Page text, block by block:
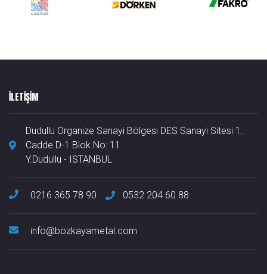
ILETIŞIM
Dudullu Organize Sanayi Bölgesi DES Sanayi Sitesi 1.
Cadde D-1 Blok No: 11
Y.Dudullu - ISTANBUL
0216 365 78 90 0532 204 60 88
info@bozkayametal.com